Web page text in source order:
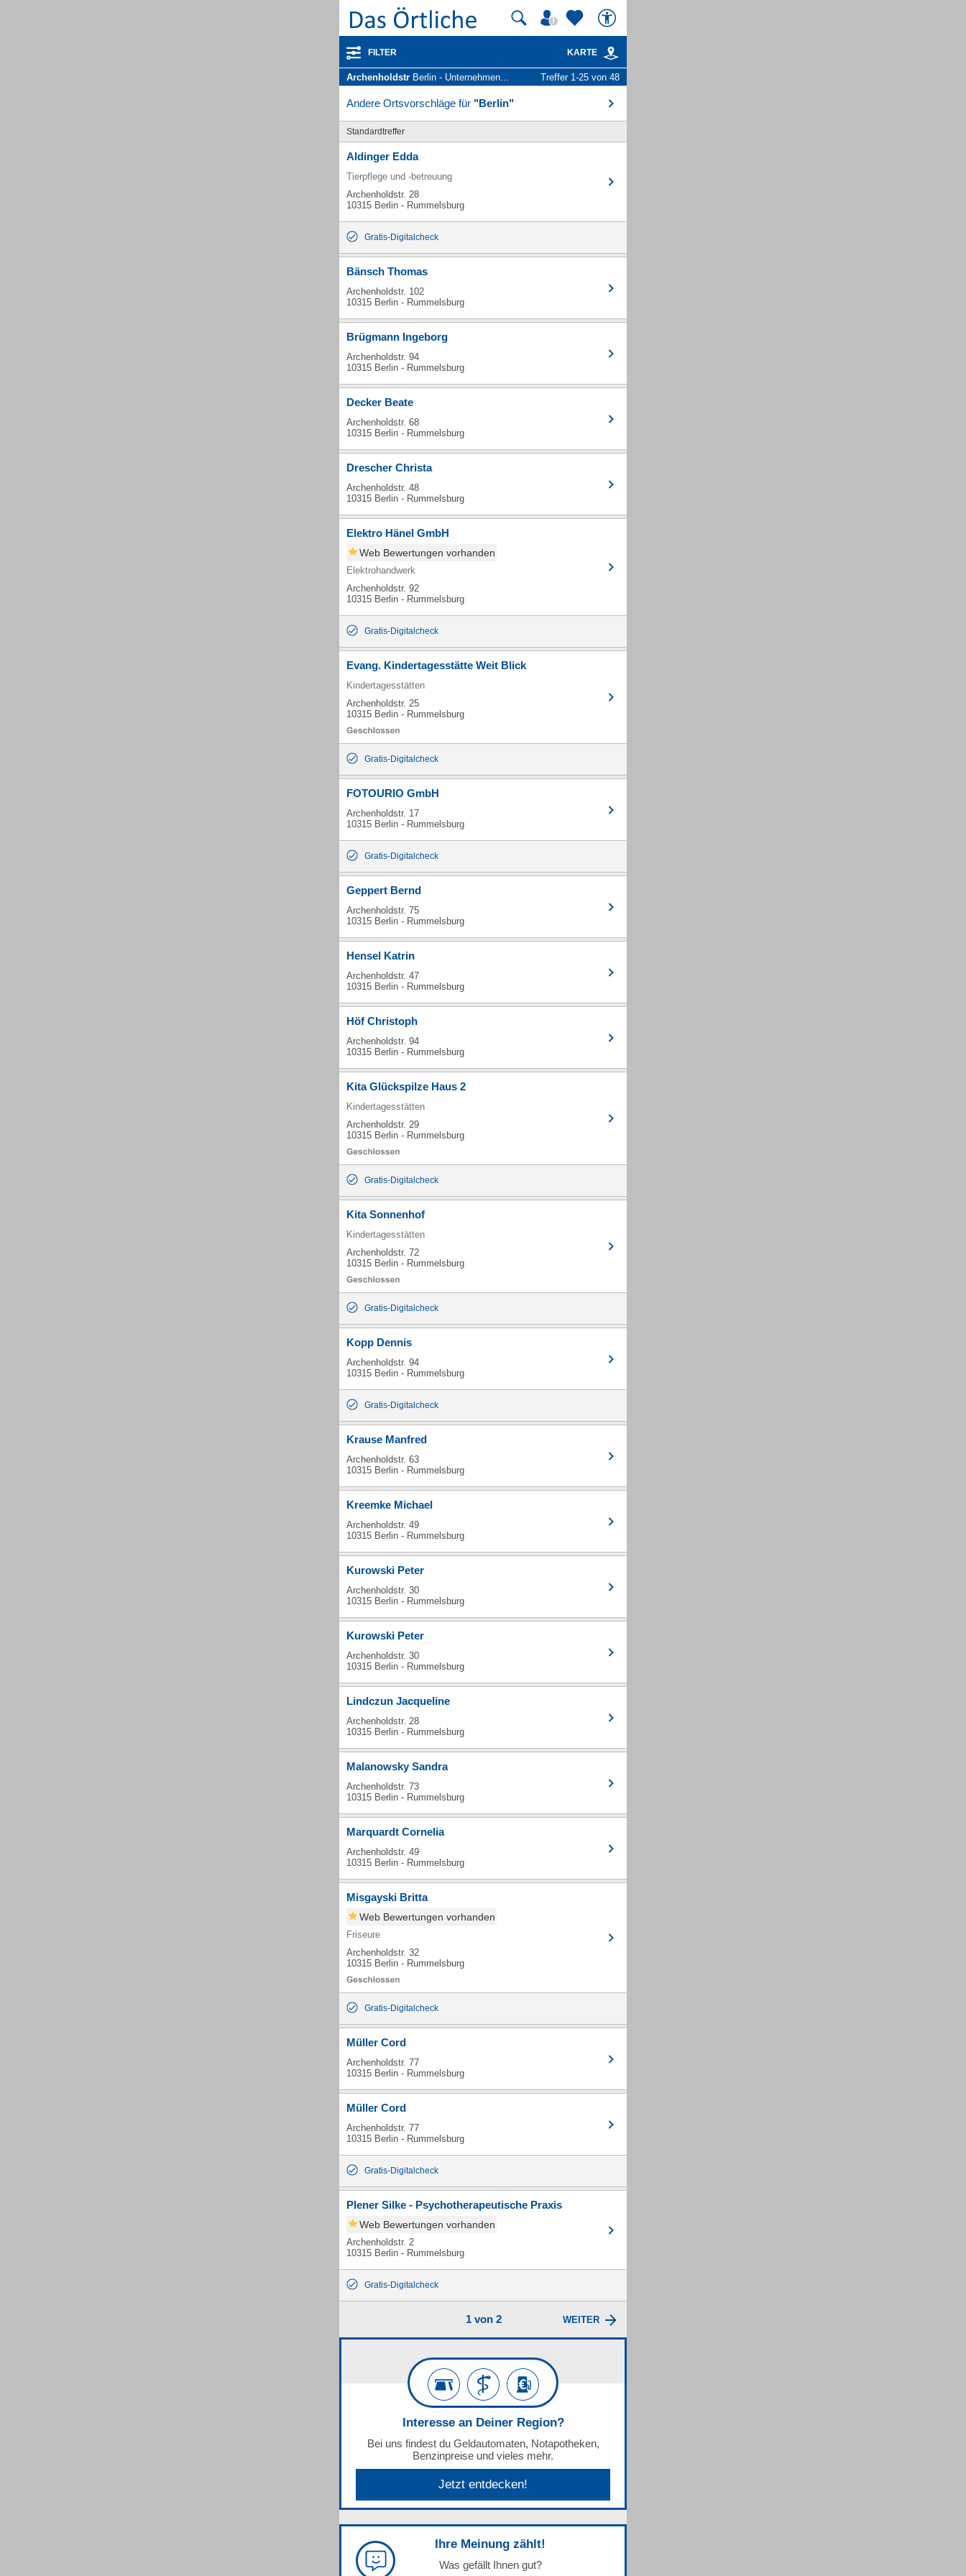
FILTER KARTE
Archenholdstr Berlin - Unternehmen und Personen Treffer 1-25 von 48
Andere Ortsvorschläge für "Berlin"
Standardtreffer
Aldinger Edda
Tierpflege und -betreuung
Archenholdstr. 28
10315 Berlin - Rummelsburg
Gratis-Digitalcheck
Bänsch Thomas
Archenholdstr. 102
10315 Berlin - Rummelsburg
Brügmann Ingeborg
Archenholdstr. 94
10315 Berlin - Rummelsburg
Decker Beate
Archenholdstr. 68
10315 Berlin - Rummelsburg
Drescher Christa
Archenholdstr. 48
10315 Berlin - Rummelsburg
Elektro Hänel GmbH
Web Bewertungen vorhanden
Elektrohandwerk
Archenholdstr. 92
10315 Berlin - Rummelsburg
Gratis-Digitalcheck
Evang. Kindertagesstätte Weit Blick
Kindertagesstätten
Archenholdstr. 25
10315 Berlin - Rummelsburg
Gratis-Digitalcheck
FOTOURIO GmbH
Archenholdstr. 17
10315 Berlin - Rummelsburg
Gratis-Digitalcheck
Geppert Bernd
Archenholdstr. 75
10315 Berlin - Rummelsburg
Hensel Katrin
Archenholdstr. 47
10315 Berlin - Rummelsburg
Höf Christoph
Archenholdstr. 94
10315 Berlin - Rummelsburg
Kita Glückspilze Haus 2
Kindertagesstätten
Archenholdstr. 29
10315 Berlin - Rummelsburg
Gratis-Digitalcheck
Kita Sonnenhof
Kindertagesstätten
Archenholdstr. 72
10315 Berlin - Rummelsburg
Gratis-Digitalcheck
Kopp Dennis
Archenholdstr. 94
10315 Berlin - Rummelsburg
Gratis-Digitalcheck
Krause Manfred
Archenholdstr. 63
10315 Berlin - Rummelsburg
Kreemke Michael
Archenholdstr. 49
10315 Berlin - Rummelsburg
Kurowski Peter
Archenholdstr. 30
10315 Berlin - Rummelsburg
Kurowski Peter
Archenholdstr. 30
10315 Berlin - Rummelsburg
Lindczun Jacqueline
Archenholdstr. 28
10315 Berlin - Rummelsburg
Malanowsky Sandra
Archenholdstr. 73
10315 Berlin - Rummelsburg
Marquardt Cornelia
Archenholdstr. 49
10315 Berlin - Rummelsburg
Misgayski Britta
Web Bewertungen vorhanden
Friseure
Archenholdstr. 32
10315 Berlin - Rummelsburg
Gratis-Digitalcheck
Müller Cord
Archenholdstr. 77
10315 Berlin - Rummelsburg
Müller Cord
Archenholdstr. 77
10315 Berlin - Rummelsburg
Gratis-Digitalcheck
Plener Silke - Psychotherapeutische Praxis
Web Bewertungen vorhanden
Archenholdstr. 2
10315 Berlin - Rummelsburg
Gratis-Digitalcheck
1 von 2 WEITER
Interesse an Deiner Region?
Bei uns findest du Geldautomaten, Notapotheken,
Benzinpreise und vieles mehr.
Jetzt entdecken!
Ihre Meinung zählt!
Was gefällt Ihnen gut?